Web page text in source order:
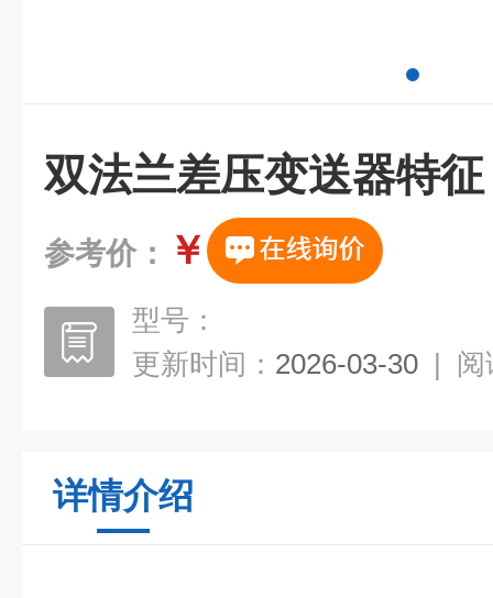
双法兰差压变送器特征
参考价： ￥
型号：
更新时间： 2026-03-30 | 阅
详情介绍